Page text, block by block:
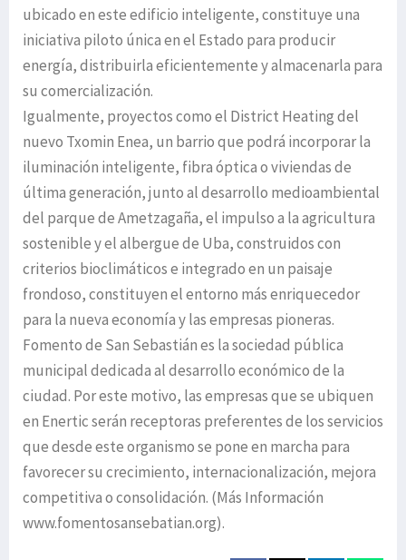
ubicado en este edificio inteligente, constituye una
iniciativa piloto única en el Estado para producir
energía, distribuirla eficientemente y almacenarla para
su comercialización.
Igualmente, proyectos como el District Heating del
nuevo Txomin Enea, un barrio que podrá incorporar la
iluminación inteligente, fibra óptica o viviendas de
última generación, junto al desarrollo medioambiental
del parque de Ametzagaña, el impulso a la agricultura
sostenible y el albergue de Uba, construidos con
criterios bioclimáticos e integrado en un paisaje
frondoso, constituyen el entorno más enriquecedor
para la nueva economía y las empresas pioneras.
Fomento de San Sebastián es la sociedad pública
municipal dedicada al desarrollo económico de la
ciudad. Por este motivo, las empresas que se ubiquen
en Enertic serán receptoras preferentes de los servicios
que desde este organismo se pone en marcha para
favorecer su crecimiento, internacionalización, mejora
competitiva o consolidación. (Más Información
www.fomentosansebatian.org).